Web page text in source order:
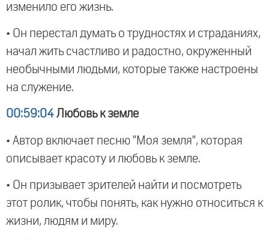
изменило его жизнь.
• Он перестал думать о трудностях и страданиях,
начал жить счастливо и радостно, окруженный
необычными людьми, которые также настроены
на служение.
00:59:04 Любовь к земле
• Автор включает песню "Моя земля", которая
описывает красоту и любовь к земле.
• Он призывает зрителей найти и посмотреть
этот ролик, чтобы понять, как нужно относиться к
жизни, людям и миру.